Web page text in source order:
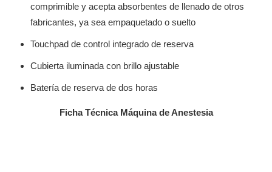
comprimible y acepta absorbentes de llenado de otros
fabricantes, ya sea empaquetado o suelto
Touchpad de control integrado de reserva
Cubierta iluminada con brillo ajustable
Batería de reserva de dos horas
Ficha Técnica Máquina de Anestesia